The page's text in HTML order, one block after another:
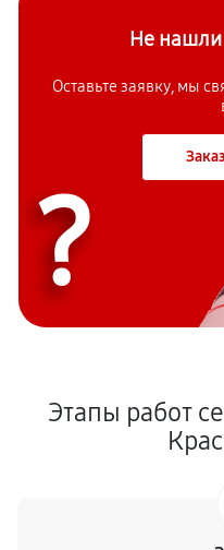
Не нашли
Оставьте заявку, мы
?
Этапы работ